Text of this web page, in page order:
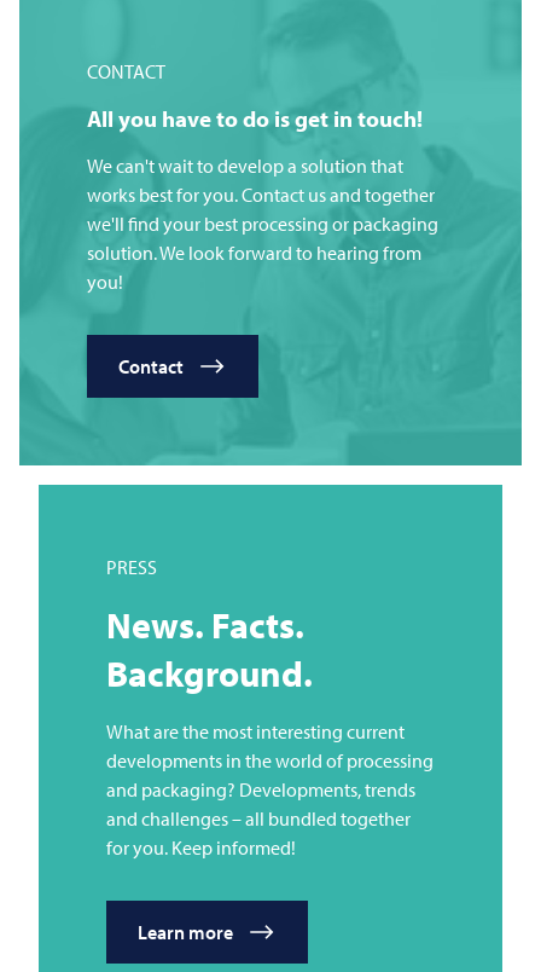
CONTACT
All you have to do is get in touch!
We can't wait to develop a solution that
works best for you. Contact us and together
we'll find your best processing or packaging
solution. We look forward to hearing from
you!
Contact
PRESS
News. Facts.
Background.
What are the most interesting current
developments in the world of processing
and packaging? Developments, trends
and challenges – all bundled together
for you. Keep informed!
Learn more